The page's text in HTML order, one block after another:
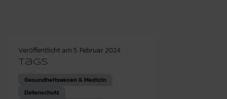
Veröffentlicht am 5. Februar 2024
Tags
Gesundheitswesen & Medizin
Datenschutz